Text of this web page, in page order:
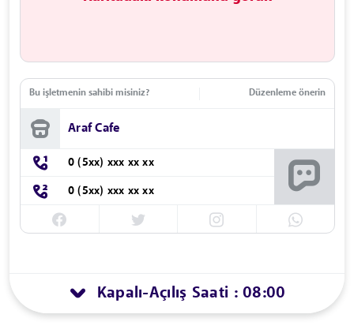
Bu işletmenin sahibi misiniz? Düzenleme önerin
Araf Cafe
0 (5xx) xxx xx xx
0 (5xx) xxx xx xx
Kapalı-Açılış Saati : 08:00